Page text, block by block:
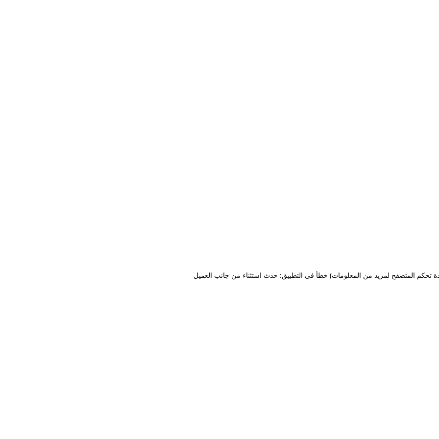
خطأ في التطبيق: حدث استثناء من جانب العميل تحكم المتصفح لمزيد من المعلومات)